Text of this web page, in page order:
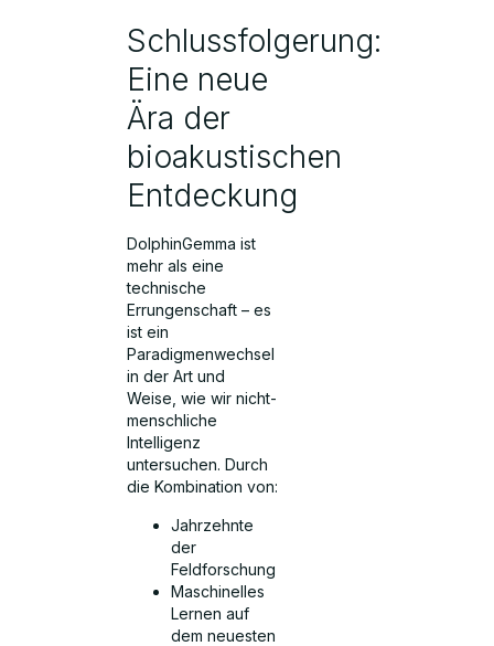
Schlussfolgerung:
Eine neue
Ära der
bioakustischen
Entdeckung
DolphinGemma ist
mehr als eine
technische
Errungenschaft – es
ist ein
Paradigmenwechsel
in der Art und
Weise, wie wir nicht-
menschliche
Intelligenz
untersuchen. Durch
die Kombination von:
Jahrzehnte
der
Feldforschung
Maschinelles
Lernen auf
dem neuesten